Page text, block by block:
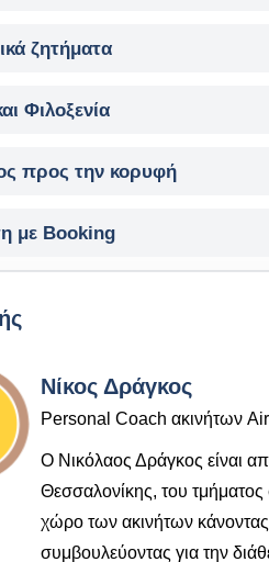
ζητήματα
Φιλοξενία
προς την κορυφή
με Booking
Νίκος Δράγκος
Personal Coach ακινήτων
Ο Νικόλαος Δράγκος είναι
Θεσσαλονίκης, του
χώρο των ακινήτων
συμβουλεύοντας για την